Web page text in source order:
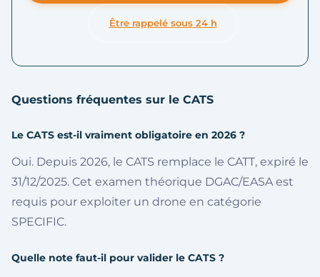
Être rappelé sous 24 h
Questions fréquentes sur le CATS
Le CATS est-il vraiment obligatoire en 2026 ?
Oui. Depuis 2026, le CATS remplace le CATT, expiré le
31/12/2025. Cet examen théorique DGAC/EASA est
requis pour exploiter un drone en catégorie
SPECIFIC.
Quelle note faut-il pour valider le CATS ?